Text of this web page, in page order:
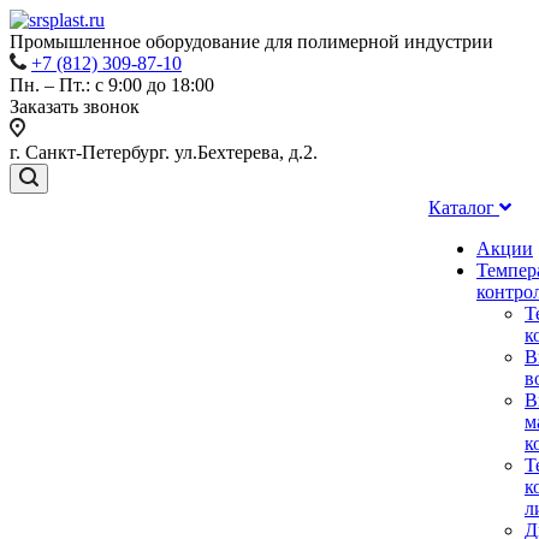
Промышленное оборудование для полимерной индустрии
+7 (812) 309-87-10
Пн. – Пт.: с 9:00 до 18:00
Заказать звонок
г. Санкт-Петербург. ул.Бехтерева, д.2.
Каталог
Акции